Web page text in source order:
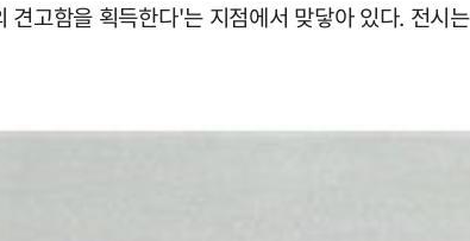
고함을 획득한다'는 지점에서 맞닿아 있다. 전시